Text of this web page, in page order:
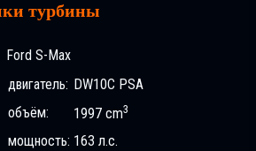
турбины
Ford S-Max
двигатель: DW10C PSA
объём:
1997 cm3
мощность: 163 л.с.